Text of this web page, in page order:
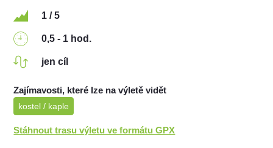
1 / 5
0,5 - 1 hod.
jen cíl
Zajímavosti, které lze na výletě vidět
kostel / kaple
Stáhnout trasu výletu ve formátu GPX